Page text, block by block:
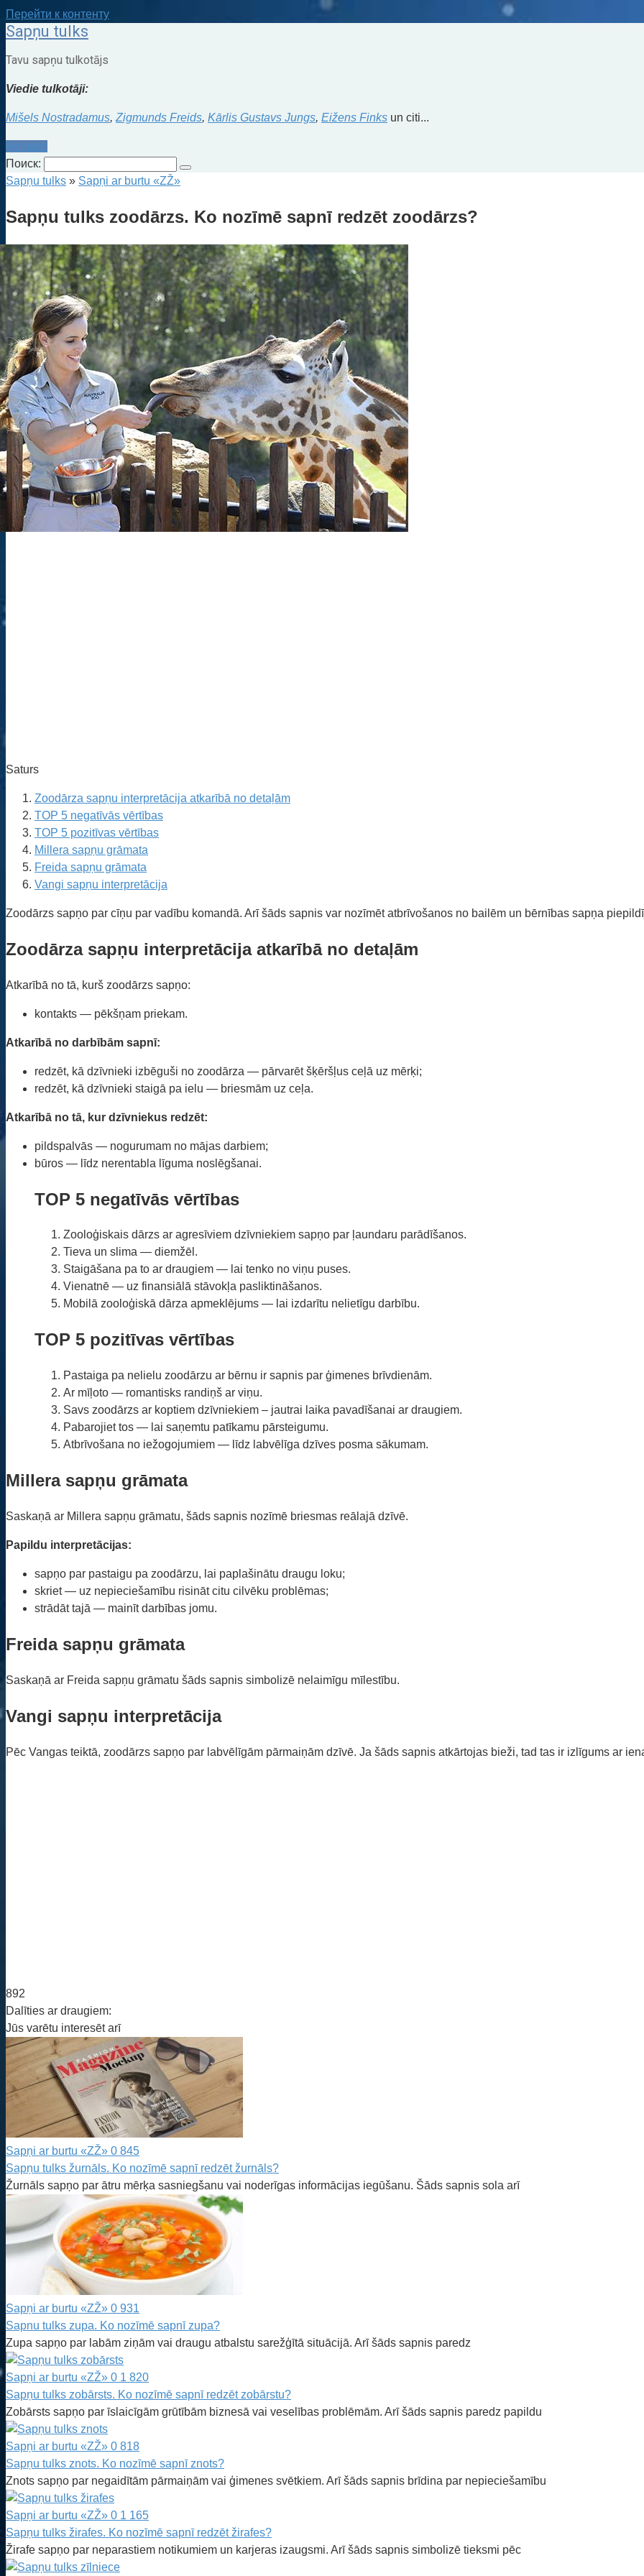
Перейти к контенту
Sapņu tulks
Tavu sapņu tulkotājs
Viedie tulkotāji:
Mišels Nostradamus, Zigmunds Freids, Kārlis Gustavs Jungs, Eižens Finks un citi...
Kontakti
Поиск:
Sapņu tulks » Sapņi ar burtu «ZŽ»
Sapņu tulks zoodārzs. Ko nozīmē sapnī redzēt zoodārzs?
Saturs
Zoodārza sapņu interpretācija atkarībā no detaļām
TOP 5 negatīvās vērtības
TOP 5 pozitīvas vērtības
Millera sapņu grāmata
Freida sapņu grāmata
Vangi sapņu interpretācija
Zoodārzs sapņo par cīņu par vadību komandā. Arī šāds sapnis var nozīmēt atbrīvošanos no bailēm un bērnības sapņa
Zoodārza sapņu interpretācija atkarībā no detaļām
Atkarībā no tā, kurš zoodārzs sapņo:
kontakts — pēkšņam priekam.
Atkarībā no darbībām sapnī:
redzēt, kā dzīvnieki izbēguši no zoodārza — pārvarēt šķēršļus ceļā uz mērķi;
redzēt, kā dzīvnieki staigā pa ielu — briesmām uz ceļa.
Atkarībā no tā, kur dzīvniekus redzēt:
pildspalvās — nogurumam no mājas darbiem;
būros — līdz nerentabla līguma noslēgšanai.
TOP 5 negatīvās vērtības
Zooloģiskais dārzs ar agresīviem dzīvniekiem sapņo par ļaundaru parādīšanos.
Tieva un slima — diemžēl.
Staigāšana pa to ar draugiem — lai tenko no viņu puses.
Vienatnē — uz finansiālā stāvokļa pasliktināšanos.
Mobilā zooloģiskā dārza apmeklējums — lai izdarītu nelietīgu darbību.
TOP 5 pozitīvas vērtības
Pastaiga pa nelielu zoodārzu ar bērnu ir sapnis par ģimenes brīvdienām.
Ar mīļoto — romantisks randiņš ar viņu.
Savs zoodārzs ar koptiem dzīvniekiem – jautrai laika pavadīšanai ar draugiem.
Pabarojiet tos — lai saņemtu patīkamu pārsteigumu.
Atbrīvošana no iežogojumiem — līdz labvēlīga dzīves posma sākumam.
Millera sapņu grāmata
Saskaņā ar Millera sapņu grāmatu, šāds sapnis nozīmē briesmas reālajā dzīvē.
Papildu interpretācijas:
sapņo par pastaigu pa zoodārzu, lai paplašinātu draugu loku;
skriet — uz nepieciešamību risināt citu cilvēku problēmas;
strādāt tajā — mainīt darbības jomu.
Freida sapņu grāmata
Saskaņā ar Freida sapņu grāmatu šāds sapnis simbolizē nelaimīgu mīlestību.
Vangi sapņu interpretācija
Pēc Vangas teiktā, zoodārzs sapņo par labvēlīgām pārmaiņām dzīvē. Ja šāds sapnis atkārtojas bieži, tad tas ir izlīgums ar
892
Dalīties ar draugiem:
Jūs varētu interesēt arī
Sapņi ar burtu «ZŽ» 0 845
Sapņu tulks žurnāls. Ko nozīmē sapnī redzēt žurnāls?
Žurnāls sapņo par ātru mērķa sasniegšanu vai noderīgas informācijas iegūšanu. Šāds sapnis sola arī
Sapņi ar burtu «ZŽ» 0 931
Sapnu tulks zupa. Ko nozīmē sapnī zupa?
Zupa sapņo par labām ziņām vai draugu atbalstu sarežģītā situācijā. Arī šāds sapnis paredz
Sapņi ar burtu «ZŽ» 0 1 820
Sapņu tulks zobārsts. Ko nozīmē sapnī redzēt zobārstu?
Zobārsts sapņo par īslaicīgām grūtībām biznesā vai veselības problēmām. Arī šāds sapnis paredz papildu
Sapņi ar burtu «ZŽ» 0 818
Sapņu tulks znots. Ko nozīmē sapnī znots?
Znots sapņo par negaidītām pārmaiņām vai ģimenes svētkiem. Arī šāds sapnis brīdina par nepieciešamību
Sapņi ar burtu «ZŽ» 0 1 165
Sapņu tulks žirafes. Ko nozīmē sapnī redzēt žirafes?
Žirafe sapņo par neparastiem notikumiem un karjeras izaugsmi. Arī šāds sapnis simbolizē tieksmi pēc